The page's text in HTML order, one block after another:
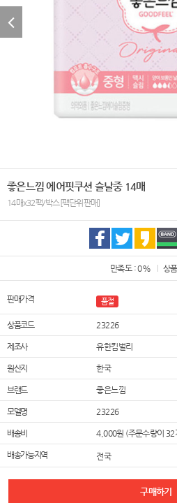
좋은느낌 에어핏쿠션 슬날중 14매
14매x32팩/박스[팩단위판매]
만족도 : 0% 상
판매가격 품절
상품코드 23226
제조사 유한킴벌리
원산지 한국
브랜드 좋은느낌
모델명 23226
배송비 4,000원 (주문수량이 32
배송가능지역 전국
구매하기